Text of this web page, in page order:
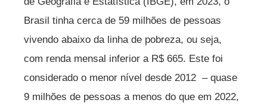
Brasil tinha cerca de 59 milhões de pessoas
vivendo abaixo da linha de pobreza, ou seja,
com renda mensal inferior a R$ 665. Este foi
considerado o menor nível desde 2012 – quase
9 milhões de pessoas a menos do que em 2022,